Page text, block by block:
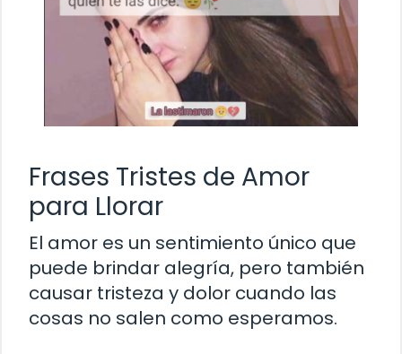
Frases Tristes de Amor
para Llorar
El amor es un sentimiento único que
puede brindar alegría, pero también
causar tristeza y dolor cuando las
cosas no salen como esperamos.